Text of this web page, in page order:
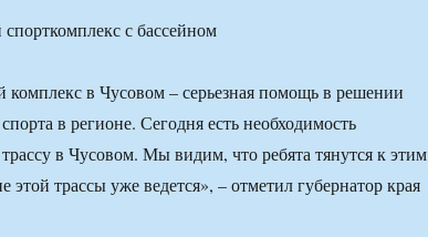
комплекс в Чусовом – серьезная помощь в решении
в регионе. Сегодня есть необходимость
в Чусовом. Мы видим, что ребята тянутся к этим
трассы уже ведется», – отметил губернатор края